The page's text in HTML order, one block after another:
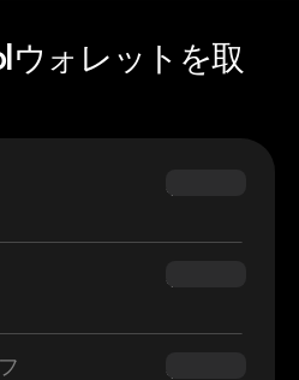
ォレットを取
$69.90
$54.90
$34.95